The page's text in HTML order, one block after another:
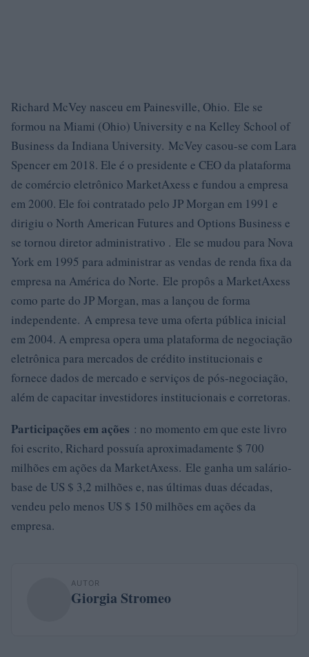
Richard McVey nasceu em Painesville, Ohio. Ele se
formou na Miami (Ohio) University e na Kelley School of
Business da Indiana University. McVey casou-se com Lara
Spencer em 2018. Ele é o presidente e CEO da plataforma
de comércio eletrônico MarketAxess e fundou a empresa
em 2000. Ele foi contratado pelo JP Morgan em 1991 e
dirigiu o North American Futures and Options Business e
se tornou diretor administrativo . Ele se mudou para Nova
York em 1995 para administrar as vendas de renda fixa da
empresa na América do Norte. Ele propôs a MarketAxess
como parte do JP Morgan, mas a lançou de forma
independente. A empresa teve uma oferta pública inicial
em 2004. A empresa opera uma plataforma de negociação
eletrônica para mercados de crédito institucionais e
fornece dados de mercado e serviços de pós-negociação,
além de capacitar investidores institucionais e corretoras.
Participações em ações : no momento em que este livro
foi escrito, Richard possuía aproximadamente $ 700
milhões em ações da MarketAxess. Ele ganha um salário-
base de US $ 3,2 milhões e, nas últimas duas décadas,
vendeu pelo menos US $ 150 milhões em ações da
empresa.
AUTOR
Giorgia Stromeo